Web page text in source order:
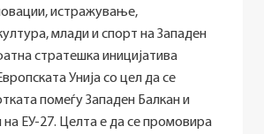
истражување,
млади и спорт на Западен
стратешка иницијатива
Унија со цел да се
помеѓу Западен Балкан и
на ЕУ-27. Целта е да се промовира